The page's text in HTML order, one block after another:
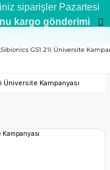
Geri Ödeme
Kampanyası
siparişler Pazartesi
kargo gönderimi